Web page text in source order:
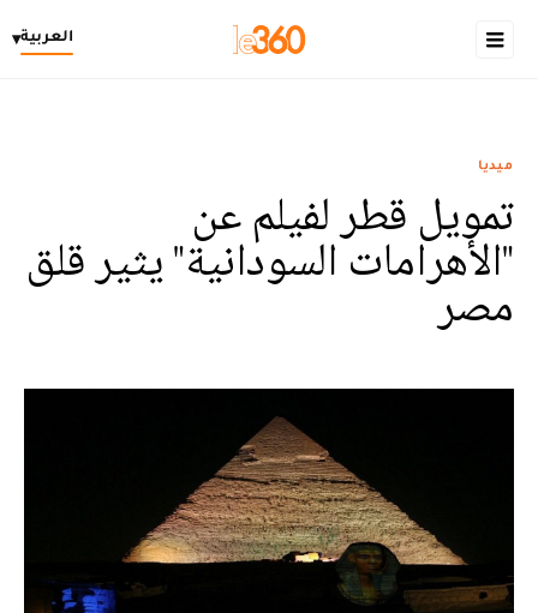
العربية▾
ميديا
تمويل قطر لفيلم عن
"الأهرامات السودانية" يثير قلق
مصر